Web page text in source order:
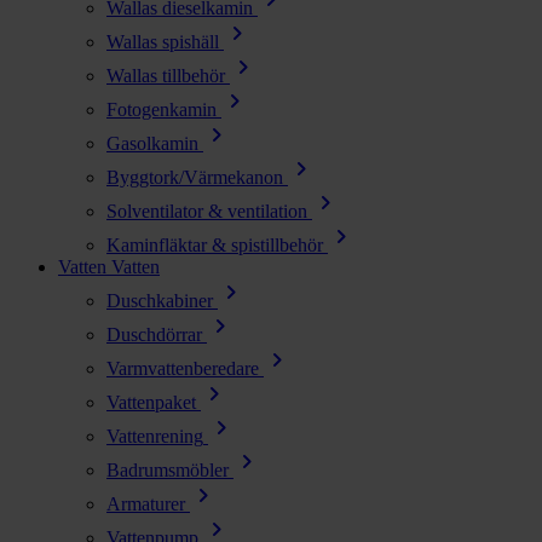
Wallas dieselkamin
Wallas spishäll chevron_right
Wallas tillbehör chevron_right
Fotogenkamin chevron_right
Gasolkamin chevron_right
Byggtork/Värmekanon chevron_right
Solventilator & ventilation chevron_right
Kaminfläktar & spistillbehör chevron_right
Vatten Vatten
Duschkabiner
chevron_right
Duschdörrar chevron_right
Varmvattenberedare chevron_right
Vattenpaket chevron_right
Vattenrening chevron_right
Badrumsmöbler chevron_right
Armaturer chevron_right
Vattenpump chevron_right